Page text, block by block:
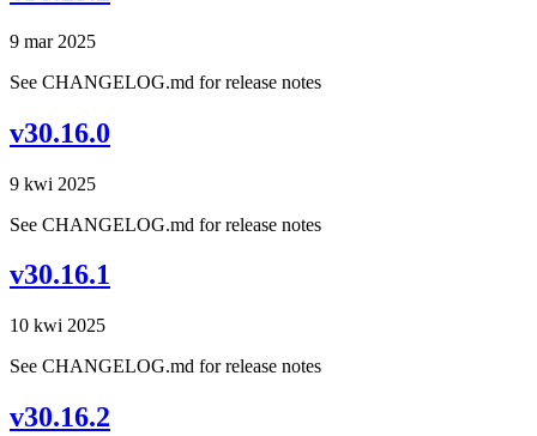
9 mar 2025
See CHANGELOG.md for release notes
v30.16.0
9 kwi 2025
See CHANGELOG.md for release notes
v30.16.1
10 kwi 2025
See CHANGELOG.md for release notes
v30.16.2